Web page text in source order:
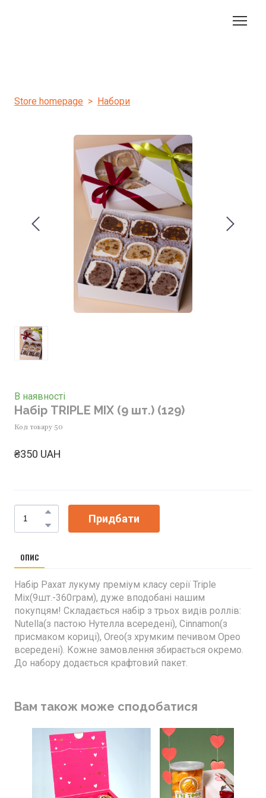
Store homepage Набори
В наявності
Набір TRIPLE MIX (9 шт.) (129)
Код товару 50
₴350 UAH
Придбати
ОПИС
Набір Рахат лукуму преміум класу серії Triple
Mix(9шт.-360грам), дуже вподобані нашим
покупцям! Складається набір з трьох видів роллів:
Nutella(з пастою Нутелла всередені), Cinnamon(з
присмаком кориці), Oreo(з хрумким печивом Орео
всередені). Кожне замовлення збирається окремо.
До набору додається крафтовий пакет.
Вам також може сподобатися